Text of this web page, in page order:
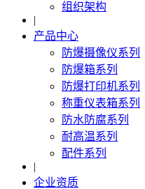
组织架构
|
产品中心
防爆摄像仪系列
防爆箱系列
防爆打印机系列
称重仪表箱系列
防水防腐系列
耐高温系列
配件系列
|
企业资质